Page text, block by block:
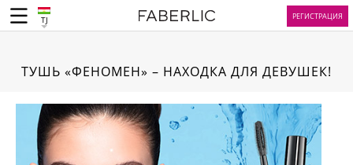
TJ РЕГИСТРАЦИЯ
ТУШЬ «ФЕНОМЕН» – НАХОДКА ДЛЯ ДЕВУШЕК!